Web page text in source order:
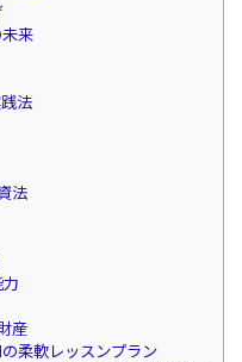
来
法
法
産
柔軟レッスンプラン